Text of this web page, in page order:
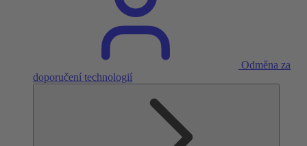
Odměna za
doporučení technologií